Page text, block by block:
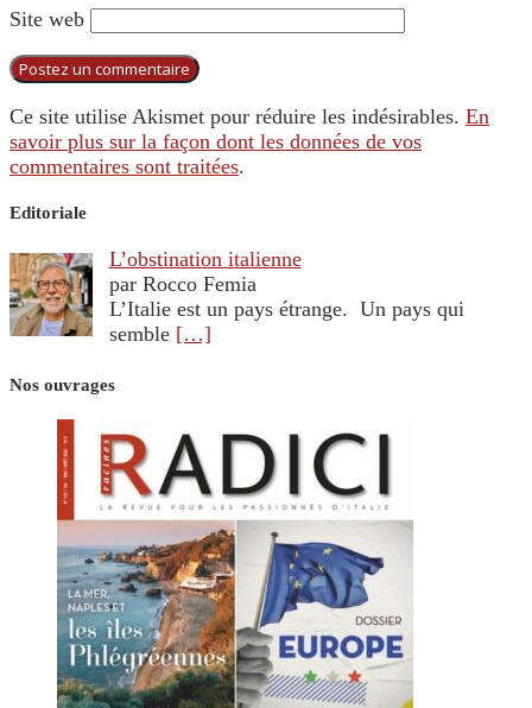
Site web
Ce site utilise Akismet pour réduire les indésirables. En
savoir plus sur la façon dont les données de vos
commentaires sont traitées.
Editoriale
L’obstination italienne
par Rocco Femia
L’Italie est un pays étrange. Un pays qui
semble […]
Nos ouvrages